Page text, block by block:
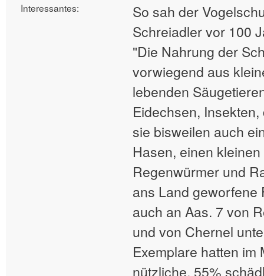
Interessantes:
So sah der
Schreiadler vor 100
"Die Nahrung der
vorwiegend aus
lebenden
Eidechsen,
sie bisweilen auch
Hasen, einen
Regenwürmer und
ans Land geworfene
auch an Aas. 7 von
und von Chernel
Exemplare hatten im
nützliche, 55%